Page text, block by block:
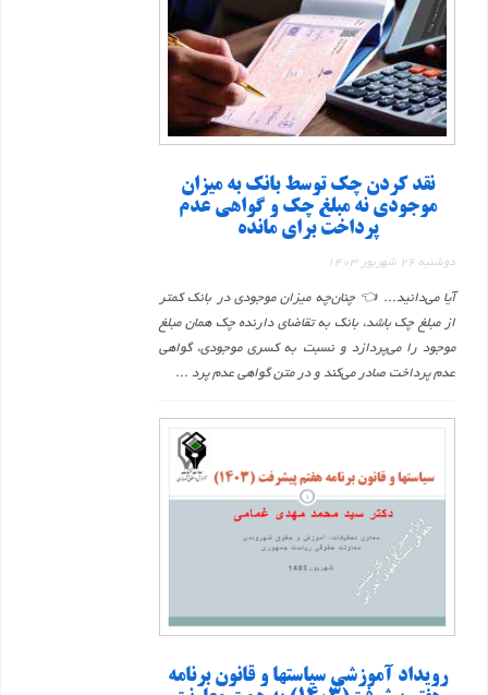
نقد کردن چک توسط بانک به میزان
موجودی نه مبلغ چک و گواهی عدم
پرداخت برای مانده
دوشنبه 26 شهریور 1403
آیا می‌دانید... 👈 چنان‌چه میزان موجودی در بانک کمتر
از مبلغ چک باشد، بانک به تقاضای دارنده چک همان مبلغ
موجود را می‌پردازد و نسبت به کسری موجودی، گواهی
عدم پرداخت صادر می‌کند و در متن گواهی عدم پرد ...
رویداد آموزشی سیاستها و قانون برنامه